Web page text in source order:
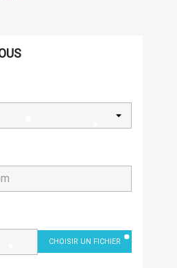
CHOISIR UN FICHIER